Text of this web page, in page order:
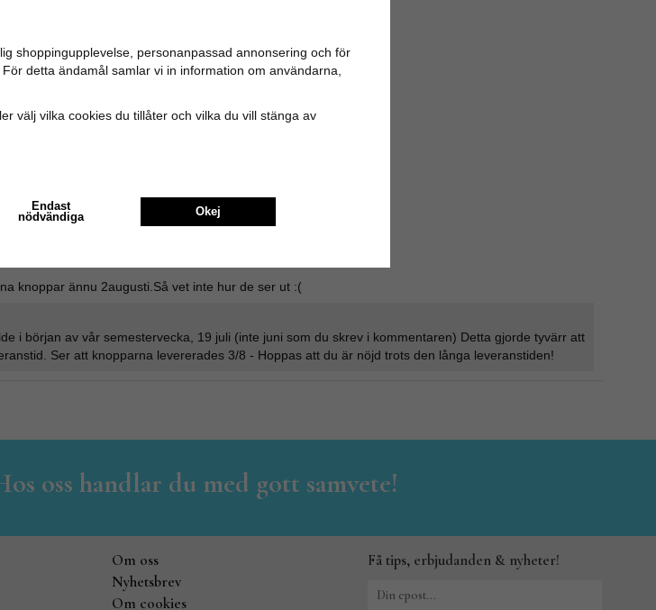
knoppar ännu 2augusti.Så vet inte hur de ser ut :(
i början av vår semestervecka, 19 juli (inte juni som du skrev i kommentaren) Detta gjorde tyvärr att
Ser att knopparna levererades 3/8 - Hoppas att du är nöjd trots den långa leveranstiden!
oss handlar du med gott samvete!
Om oss
Nyhetsbrev
Om cookies
Få tips, erbjudanden & nyheter!
shoppingupplevelse, personanpassad annonsering och för
detta ändamål samlar vi in information om användarna,
välj vilka cookies du tillåter och vilka du vill stänga av
Endast
nödvändiga
Okej